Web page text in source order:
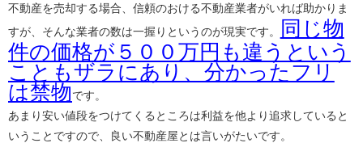
不動産を売却する場合、信頼のおける不動産業者がいれば助かりま
すが、そんな業者の数は一握りというのが現実です。
同じ物
件の価格が５００万円も違うという
こともザラにあり、分かったフリ
は禁物です。
あまり安い値段をつけてくるところは利益を他より追求していると
いうことですので、良い不動産屋とは言いがたいです。